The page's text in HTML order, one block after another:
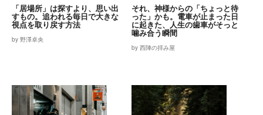
「居場所」は探すより、思い出
すもの。追われる毎日で大きな
視点を取り戻す方法
by 野澤卓央
それ、神様からの「ちょっと待
った」かも。電車が止まった日
に起きた、人生の歯車がそっと
噛み合う瞬間
by 西陣の拝み屋